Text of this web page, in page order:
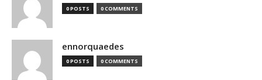
0 POSTS 0 COMMENTS
ennorquaedes
0 POSTS 0 COMMENTS